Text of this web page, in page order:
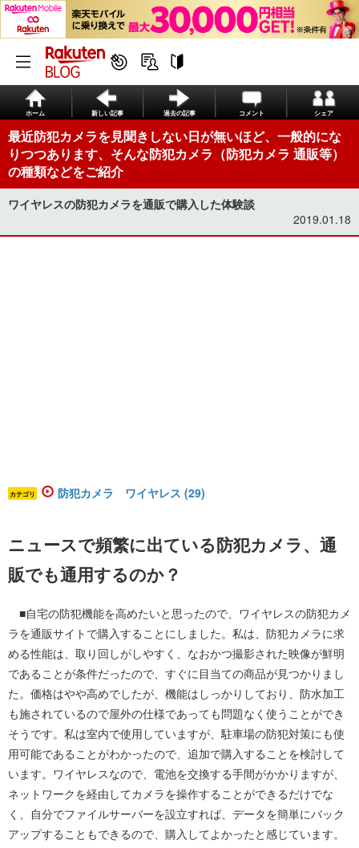
ホーム 新しい記事 過去の記事 コメント シェア
最近防犯カメラを見聞きしない日が無いほど、一般的にな
りつつあります、そんな防犯カメラ（防犯カメラ 通販等）
の種類などをご紹介
ワイヤレスの防犯カメラを通販で購入した体験談
2019.01.18
カテゴリ 防犯カメラ ワイヤレス (29)
ニュースで頻繁に出ている防犯カメラ、通
販でも通用するのか？
■自宅の防犯機能を高めたいと思ったので、ワイヤレスの防犯カメ
ラを通販サイトで購入することにしました。私は、防犯カメラに求
める性能は、取り回しがしやすく、なおかつ撮影された映像が鮮明
であることが条件だったので、すぐに目当ての商品が見つかりまし
た。価格はやや高めでしたが、機能はしっかりしており、防水加工
も施されているので屋外の仕様であっても問題なく使うことができ
そうです。私は室内で使用していますが、駐車場の防犯対策にも使
用可能であることがわかったので、追加で購入することを検討して
います。ワイヤレスなので、電池を交換する手間がかかりますが、
ネットワークを経由してカメラを操作することができるだけでな
く、自分でファイルサーバーを設立すれば、データを簡単にバック
アップすることもできるので、購入してよかったと感じています。